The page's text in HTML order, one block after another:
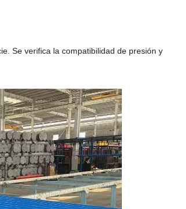
Se verifica la compatibilidad de presión y